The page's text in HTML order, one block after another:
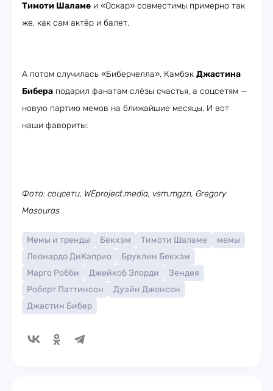
Тимоти Шаламе и «Оскар» совместимы примерно так
же, как сам актёр и балет.
А потом случилась «Биберчелла». Камбэк Джастина
Бибера подарил фанатам слёзы счастья, а соцсетям —
новую партию мемов на ближайшие месяцы. И вот
наши фавориты:
Фото: соцсети, WEproject.media, vsm.mgzn, Gregory
Masouras
Мемы и тренды Бекхэм Тимоти Шаламе
мемы
Леонардо ДиКаприо
Бруклин Бекхэм
Марго Робби
Джейкоб Элорди
Зендея
Роберт Паттинсон
Дуэйн Джонсон
Джастин Бибер